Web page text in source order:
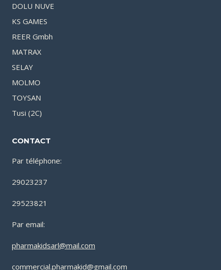
DOLU NUVE
KS GAMES
REER Gmbh
MATRAX
SELAY
MOLMO
TOYSAN
Tusi (2C)
CONTACT
Par téléphone:
29023237
29523821
Par email:
pharmakidsarl@mail.com
commercial.pharmakid@gmail.com